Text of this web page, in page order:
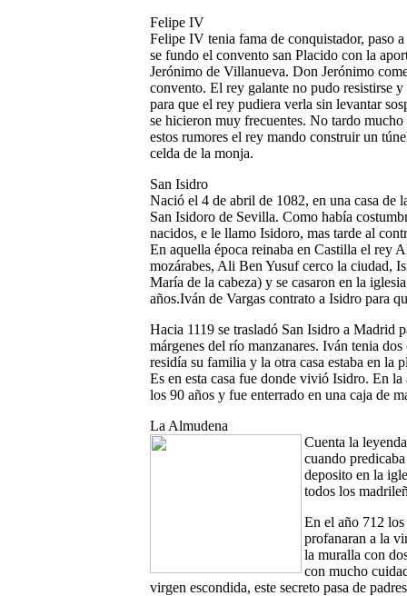
Felipe IV
Felipe IV tenia fama de conquistador, paso
se fundo el convento san Placido con la
Jerónimo de Villanueva. Don Jerónimo
convento. El rey galante no pudo resistirse
para que el rey pudiera verla sin levantar
se hicieron muy frecuentes. No tardo
estos rumores el rey mando construir un
celda de la monja.
San Isidro
Nació el 4 de abril de 1082, en una casa de
San Isidoro de Sevilla. Como había
nacidos, e le llamo Isidoro, mas tarde al
En aquella época reinaba en Castilla el rey
mozárabes, Ali Ben Yusuf cerco la ciudad,
María de la cabeza) y se casaron en la
años.Iván de Vargas contrato a Isidro para
Hacia 1119 se trasladó San Isidro a Madrid
márgenes del río manzanares. Iván tenia
residía su familia y la otra casa estaba en la
Es en esta casa fue donde vivió Isidro. En
los 90 años y fue enterrado en una caja de
La Almudena
Cuenta la
cuando
deposito en la
todos los
En el año 712
profanaran a la
la muralla con
con mucho
virgen escondida, este secreto pasa de